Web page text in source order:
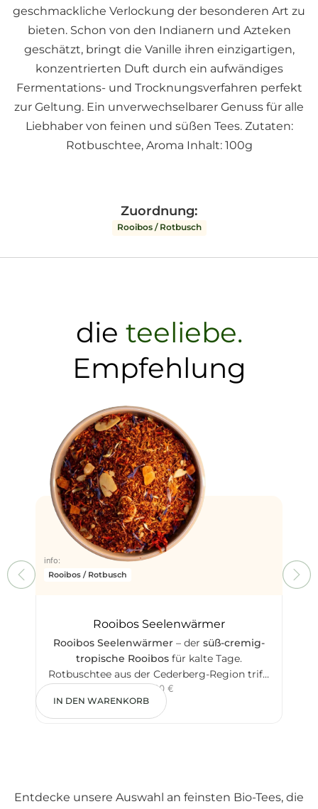
geschmackliche Verlockung der besonderen Art zu
bieten. Schon von den Indianern und Azteken
geschätzt, bringt die Vanille ihren einzigartigen,
konzentrierten Duft durch ein aufwändiges
Fermentations- und Trocknungsverfahren perfekt
zur Geltung. Ein unverwechselbarer Genuss für alle
Liebhaber von feinen und süßen Tees. Zutaten:
Rotbuschtee, Aroma Inhalt: 100g
Zuordnung:
Rooibos / Rotbusch
die teeliebe.
Empfehlung
info:
Rooibos / Rotbusch
Rooibos Seelenwärmer
Rooibos Seelenwärmer – der süß-cremig-
tropische Rooibos für kalte Tage.
Rotbuschtee aus der Cederberg-Region trifft
tropische Papaya,cremige Mandeln
wärmenden Zimt, klassische
die dekorativenKornblumen
6,00 €
IN DEN WARENKORB
Entdecke unsere Auswahl an feinsten Bio-Tees, die